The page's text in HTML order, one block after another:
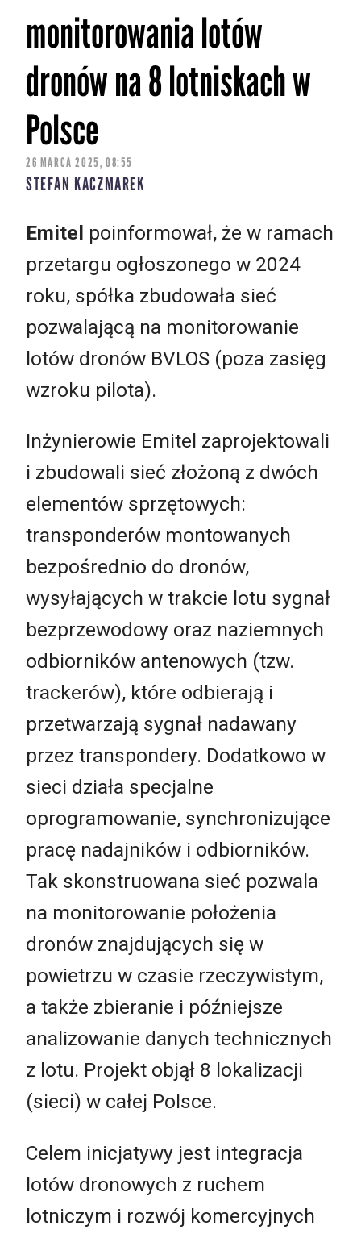
monitorowania lotów
dronów na 8 lotniskach w
Polsce
26 MARCA 2025, 08:55
STEFAN KACZMAREK
Emitel poinformował, że w ramach
przetargu ogłoszonego w 2024
roku, spółka zbudowała sieć
pozwalającą na monitorowanie
lotów dronów BVLOS (poza zasięg
wzroku pilota).
Inżynierowie Emitel zaprojektowali
i zbudowali sieć złożoną z dwóch
elementów sprzętowych:
transponderów montowanych
bezpośrednio do dronów,
wysyłających w trakcie lotu sygnał
bezprzewodowy oraz naziemnych
odbiorników antenowych (tzw.
trackerów), które odbierają i
przetwarzają sygnał nadawany
przez transpondery. Dodatkowo w
sieci działa specjalne
oprogramowanie, synchronizujące
pracę nadajników i odbiorników.
Tak skonstruowana sieć pozwala
na monitorowanie położenia
dronów znajdujących się w
powietrzu w czasie rzeczywistym,
a także zbieranie i późniejsze
analizowanie danych technicznych
z lotu. Projekt objął 8 lokalizacji
(sieci) w całej Polsce.
Celem inicjatywy jest integracja
lotów dronowych z ruchem
lotniczym i rozwój komercyjnych